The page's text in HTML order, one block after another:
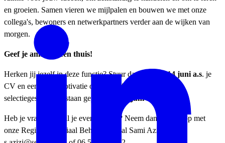
en groeien. Samen vieren we mijlpalen en bouwen we met onze
collega's, bewoners en netwerkpartners verder aan de wijken van
morgen.
Geef je ambities een thuis!
Herken jij jezelf in deze functie? Stuur dan uiterlijk 14 juni a.s. je
CV en een korte motivatie op via dit formulier. De
selectiegesprekken staan gepland op
18 juni a.s.
Heb je vragen of wil je even sparren? Neem dan contact op met
onze Regisseur Sociaal Beheer Sociaal Sami Azizi via